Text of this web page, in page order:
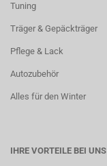
Tuning
Träger & Gepäckträger
Pflege & Lack
Autozubehör
Alles für den Winter
IHRE VORTEILE BEI UNS